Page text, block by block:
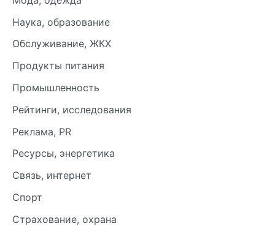
Наука, образование
Обслуживание, ЖКХ
Продукты питания
Промышленность
Рейтинги, исследования
Реклама, PR
Ресурсы, энергетика
Связь, интернет
Спорт
Страхование, охрана